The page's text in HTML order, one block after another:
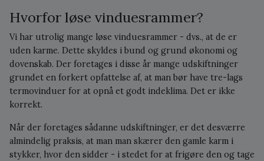
Hvorfor løse vinduesrammer?
Vi har utrolig mange løse vinduesrammer - dvs., at de er
uden karme. Dette skyldes i bund og grund økonomi og
dovenskab. Der foretages i disse år mange udskiftninger
grundet en forkert opfattelse af, at man bør have tre-lags
termovinduer for at opnå et godt indeklima. Det er ikke
korrekt.
Når der foretages sådanne udskiftninger, er det desværre
almindelig praksis, at man man skærer den gamle karm i
stykker, hvor den sidder - i stedet for at frigøre den og tage